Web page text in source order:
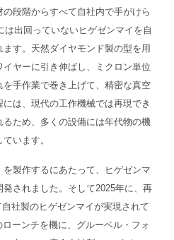
段階からすべて自社内で手がけら
は出回っていないヒゲゼンマイを自
す。天然ダイヤモンド製の型を用
ヤーに引き伸ばし、ミクロン単位
手作業で巻き上げて、精密な真空
は、現代の工作機械では再現でき
ため、多くの設備には年代物の機
います。
製作するにあたって、ヒゲゼンマ
されました。そして2025年に、再
社製のヒゲゼンマイが実現されて
ーンチを機に、グルーベル・フォ